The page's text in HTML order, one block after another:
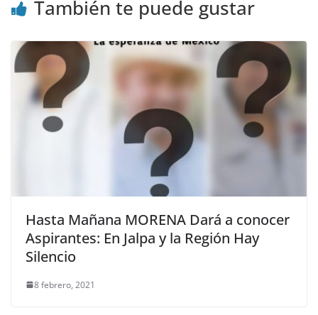
También te puede gustar
Hasta Mañana MORENA Dará a conocer
Aspirantes: En Jalpa y la Región Hay
Silencio
8 febrero, 2021